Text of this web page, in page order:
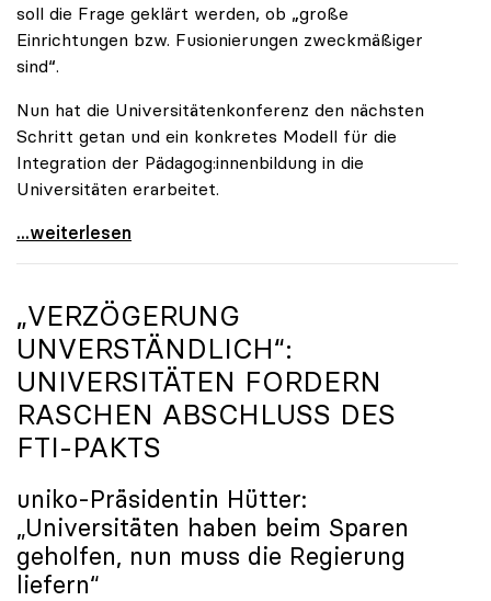
soll die Frage geklärt werden, ob „große
Einrichtungen bzw. Fusionierungen zweckmäßiger
sind“.
Nun hat die Universitätenkonferenz den nächsten
Schritt getan und ein konkretes Modell für die
Integration der Pädagog:innenbildung in die
Universitäten erarbeitet.
Schools of Education an den Universitäten: Für
...weiterlesen
„VERZÖGERUNG
UNVERSTÄNDLICH“:
UNIVERSITÄTEN FORDERN
RASCHEN ABSCHLUSS DES
FTI-PAKTS
uniko-Präsidentin Hütter:
„Universitäten haben beim Sparen
geholfen, nun muss die Regierung
liefern“